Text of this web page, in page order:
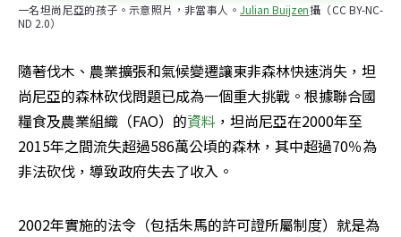
一名坦尚尼亞的孩子。示意照片，非當事人。 Julian Buijzen攝（CC BY-NC-
ND 2.0）
隨著伐木、農業擴張和氣候變遷讓東非森林快速消失，坦
尚尼亞的森林砍伐問題已成為一個重大挑戰。根據聯合國
糧食及農業組織（FAO）的資料 ，坦尚尼亞在2000年至
2015年之間流失超過586萬公頃的森林，其中超過70％為
非法砍伐，導致政府失去了收入。
2002年實施的法令（包括朱馬的許可證所屬制度）就是為